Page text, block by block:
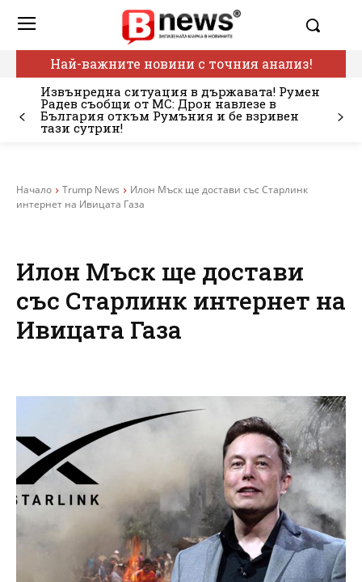
Най-важните новини с точния анализ!
Извънредна ситуация в държавата! Румен
Радев съобщи от МС: Дрон навлезе в
България откъм Румъния и бе взривен
тази сутрин!
Начало Trump News
Илон Мъск ще достави със Старлинк
интернет на Ивицата Газа
Илон Мъск ще достави
със Старлинк интернет на
Ивицата Газа